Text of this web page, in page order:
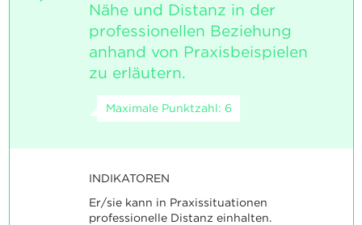
Nähe und Distanz in der
professionellen Beziehung
anhand von Praxisbeispielen
zu erläutern.
Maximale Punktzahl: 6
INDIKATOREN
Er/sie kann in Praxissituationen
professionelle Distanz einhalten.